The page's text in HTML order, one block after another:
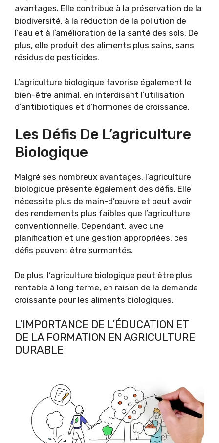
avantages. Elle contribue à la préservation de la
biodiversité, à la réduction de la pollution de
l’eau et à l’amélioration de la santé des sols. De
plus, elle produit des aliments plus sains, sans
résidus de pesticides.
L’agriculture biologique favorise également le
bien-être animal, en interdisant l’utilisation
d’antibiotiques et d’hormones de croissance.
Les Défis De L’agriculture
Biologique
Malgré ses nombreux avantages, l’agriculture
biologique présente également des défis. Elle
nécessite plus de main-d’œuvre et peut avoir
des rendements plus faibles que l’agriculture
conventionnelle. Cependant, avec une
planification et une gestion appropriées, ces
défis peuvent être surmontés.
De plus, l’agriculture biologique peut être plus
rentable à long terme, en raison de la demande
croissante pour les aliments biologiques.
L’IMPORTANCE DE L’ÉDUCATION ET
DE LA FORMATION EN AGRICULTURE
DURABLE